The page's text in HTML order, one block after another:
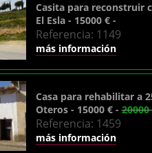
Casita para reconstruir
El Esla - 15000 € -
Referencia: 1149
más información
Casa para rehabilitar a
Oteros - 15000 € -20000
Referencia: 1459
más información